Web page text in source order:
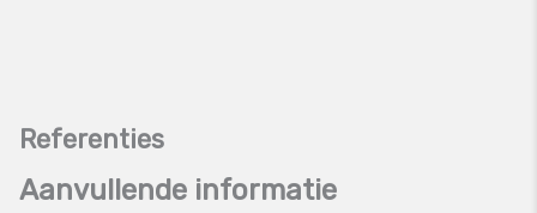
Aanvullende informatie